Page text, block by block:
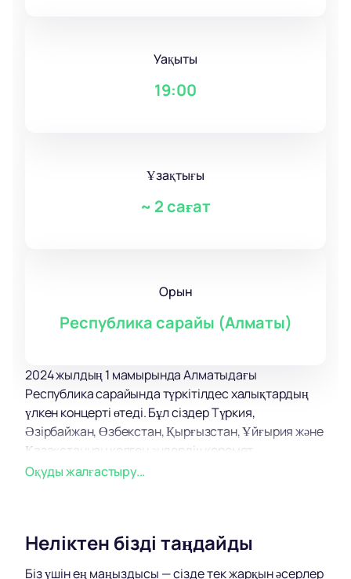
Уақыты
19:00
Ұзақтығы
~ 2 сағат
Орын
Республика сарайы (Алматы)
2024 жылдың 1 мамырында Алматыдағы
Республика сарайында түркітілдес халықтардың
үлкен концерті өтеді. Бұл сіздер Түркия,
Әзірбайжан, Өзбекстан, Қырғызстан, Ұйғырия және
Қазақстаннан келген әндердің керемет
орындауларын тамашалай алатын бірегей оқиға.
әртістердің есімдері іс-шараның күтулеріне ерекше
Оқуды жалғастыру...
Неліктен бізді таңдайды
Біз үшін ең маңыздысы — сізде тек жарқын әсерлер